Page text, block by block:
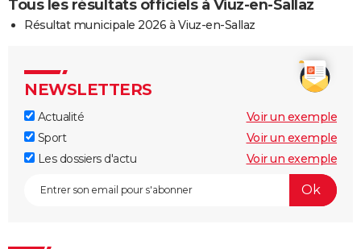
Tous les résultats officiels à Viuz-en-Sallaz
Résultat municipale 2026 à Viuz-en-Sallaz
NEWSLETTERS
Actualité
Voir un exemple
Sport
Voir un exemple
Les dossiers d'actu
Voir un exemple